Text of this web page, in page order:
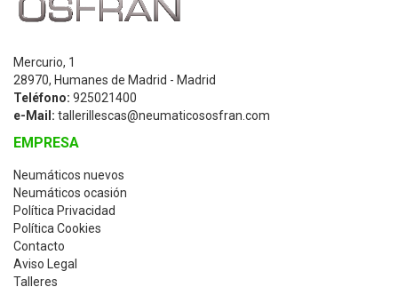
Mercurio, 1
28970, Humanes de Madrid - Madrid
Teléfono: 925021400
e-Mail: tallerillescas@neumaticososfran.com
EMPRESA
Neumáticos nuevos
Neumáticos ocasión
Política Privacidad
Política Cookies
Contacto
Aviso Legal
Talleres